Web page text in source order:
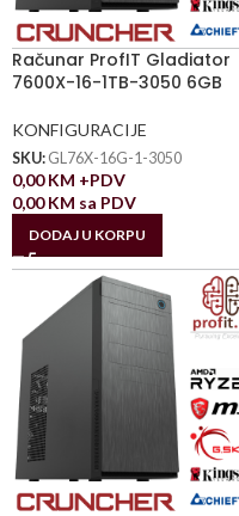
Računar ProfIT Gladiator
7600X-16-1TB-3050 6GB
KONFIGURACIJE
SKU: GL76X-16G-1-3050
0,00KM +PDV
0,00KM sa PDV
DODAJ U KORPU